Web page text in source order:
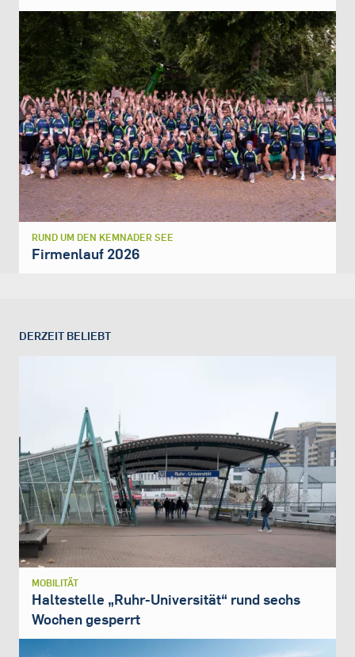
RUND UM DEN KEMNADER SEE
Firmenlauf 2026
DERZEIT BELIEBT
MOBILITÄT
Haltestelle „Ruhr-Universität“ rund sechs
Wochen gesperrt